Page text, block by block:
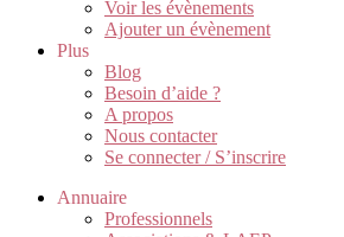
Voir les évènements
Ajouter un évènement
Plus
Blog
Besoin d’aide ?
A propos
Nous contacter
Se connecter / S’inscrire
Annuaire
Professionnels